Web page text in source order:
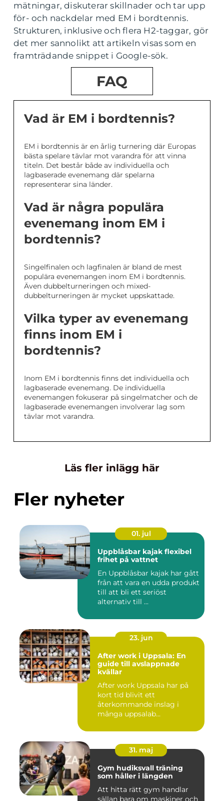
mätningar, diskuterar skillnader och tar upp
för- och nackdelar med EM i bordtennis.
Strukturen, inklusive och flera H2-taggar, gör
det mer sannolikt att artikeln visas som en
framträdande snippet i Google-sök.
FAQ
Vad är EM i bordtennis?
EM i bordtennis är en årlig turnering där Europas
bästa spelare tävlar mot varandra för att vinna
titeln. Det består både av individuella och
lagbaserade evenemang där spelarna
representerar sina länder.
Vad är några populära
evenemang inom EM i
bordtennis?
Singelfinalen och lagfinalen är bland de mest
populära evenemangen inom EM i bordtennis.
Även dubbelturneringen och mixed-
dubbelturneringen är mycket uppskattade.
Vilka typer av evenemang
finns inom EM i
bordtennis?
Inom EM i bordtennis finns det individuella och
lagbaserade evenemang. De individuella
evenemangen fokuserar på singelmatcher och de
lagbaserade evenemangen involverar lag som
tävlar mot varandra.
Läs fler inlägg här
Fler nyheter
01. jul
Uppblåsbar kajak flexibel
frihet på vattnet
En Uppblåsbar kajak har gått
från att vara en udda produkt
till att bli ett seriöst
alternativ till ...
23. jun
After work i Uppsala: En
guide till avslappnade
kvällar
After work Uppsala har på
kort tid blivit ett
återkommande inslag i
många uppsalab...
31. maj
Gym hudiksvall träning
som håller i längden
Att hitta rätt gym handlar
sällan bara om maskiner och